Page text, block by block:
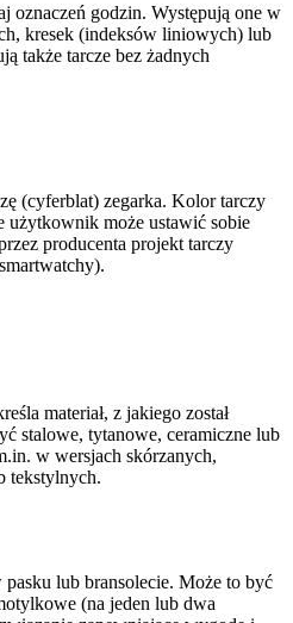
oznaczeń godzin. Występują one w
kresek (indeksów liniowych) lub
także tarcze bez żadnych
(cyferblat) zegarka. Kolor tarczy
użytkownik może ustawić sobie
producenta projekt tarczy
materiał, z jakiego został
stalowe, tytanowe, ceramiczne lub
w wersjach skórzanych,
tekstylnych.
lub bransolecie. Może to być
(na jeden lub dwa